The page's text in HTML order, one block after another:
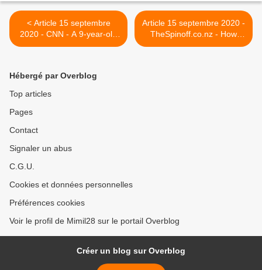
< Article 15 septembre
2020 - CNN - A 9-year-old
who's been battling
Article 15 septembre 2020 -
TheSpinoff.co.nz - How
becoming a Covid long-
Hébergé par Overblog
Top articles
Pages
Contact
Signaler un abus
C.G.U.
Cookies et données personnelles
Préférences cookies
Voir le profil de Mimil28 sur le portail Overblog
Créer un blog sur Overblog